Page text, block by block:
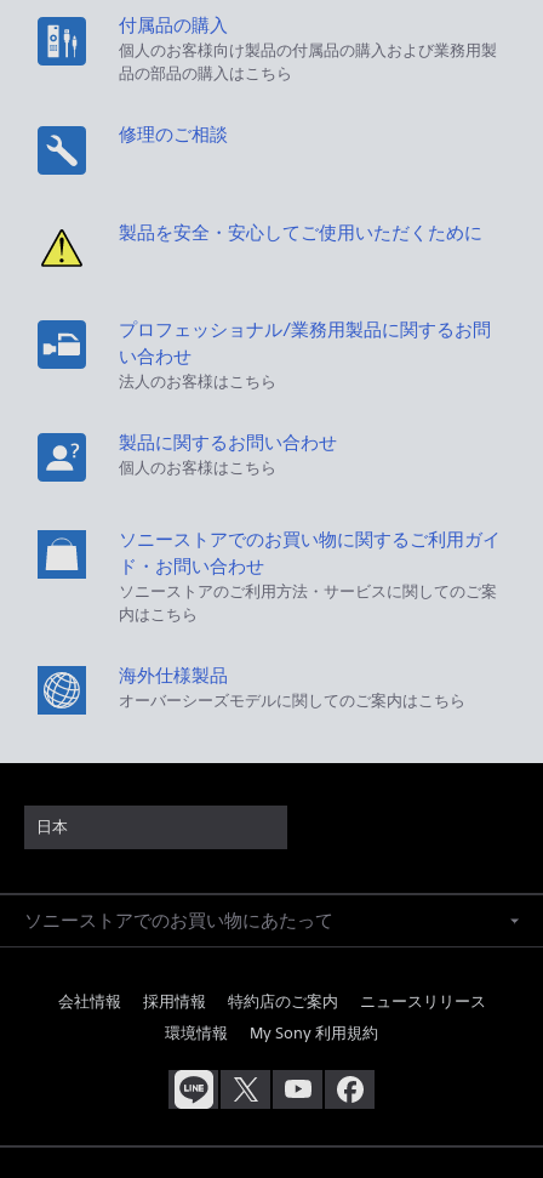
付属品の購入
個人のお客様向け製品の付属品の購入および業務用製
品の部品の購入はこちら
修理のご相談
製品を安全・安心してご使用いただくために
プロフェッショナル/業務用製品に関するお問
い合わせ
法人のお客様はこちら
製品に関するお問い合わせ
個人のお客様はこちら
ソニーストアでのお買い物に関するご利用ガイ
ド・お問い合わせ
ソニーストアのご利用方法・サービスに関してのご案
内はこちら
海外仕様製品
オーバーシーズモデルに関してのご案内はこちら
日本
ソニーストアでのお買い物にあたって
会社情報 採用情報 特約店のご案内
ニュースリリース
環境情報
My Sony 利用規約